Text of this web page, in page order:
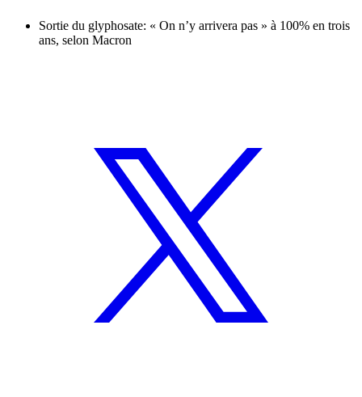
Sortie du glyphosate: « On n’y arrivera pas » à 100% en trois
ans, selon Macron